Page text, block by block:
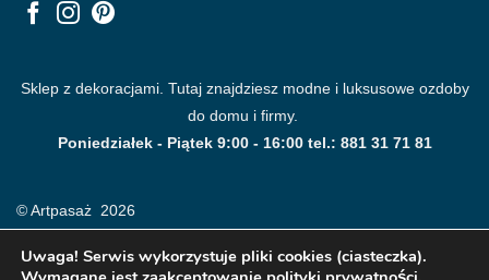
Sklep z dekoracjami. Tutaj znajdziesz modne i luksusowe ozdoby
do domu i firmy.
Poniedziałek - Piątek 9:00 - 16:00 tel.: 881 31 71 81
© Artpasaż 2026
Uwaga! Serwis wykorzystuje pliki cookies (ciasteczka).